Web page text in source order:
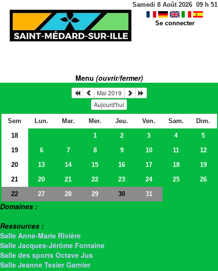
Samedi 8 Août 2026 09h 51
Se connecter
Menu (ouvrir/fermer)
Mai 2019
Aujourd'hui
Sem Lun. Mar. Mer. Jeu. Ven. Sam.
Dim.
18
1 2 3 4
5
19
6 7 8 9 10 11
12
20
13 14 15 16 17 18
19
21
20 21 22 23 24 25
26
22
27 28 29 30 31
Domaines :
Ressources :
Salle Anne-Marie Rivière
Salle Jacques-Jérôme Fontaine
Salle des sports Octave Jus
Salle Jeanne Texier Garnier